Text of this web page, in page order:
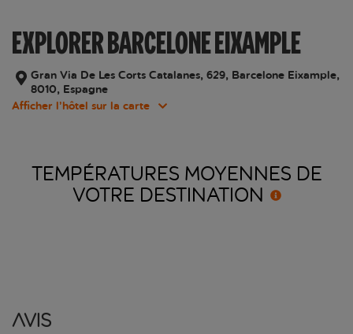
EXPLORER BARCELONE EIXAMPLE
Gran Via De Les Corts Catalanes, 629, Barcelone Eixample,
8010, Espagne
Afficher l’hôtel sur la carte
TEMPÉRATURES MOYENNES DE
VOTRE DESTINATION
Avis